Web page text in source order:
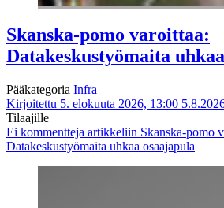
Skanska-pomo varoittaa:
Datakeskustyömaita
Pääkategoria Infra
Kirjoitettu 5. elokuuta 2026, 13:00
Tilaajille
Ei kommentteja artikkeliin Skanska-pomo
Datakeskustyömaita uhkaa osaajapula